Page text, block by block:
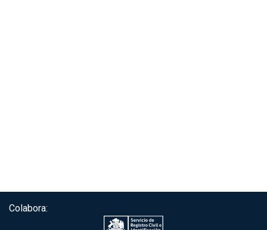
Colabora: